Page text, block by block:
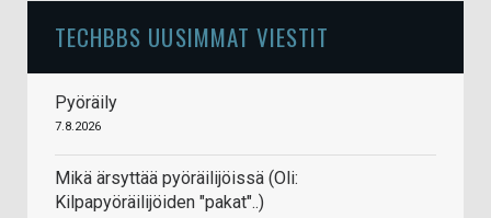
TECHBBS UUSIMMAT VIESTIT
Pyöräily
7.8.2026
Mikä ärsyttää pyöräilijöissä (Oli:
Kilpapyöräilijöiden "pakat"..)